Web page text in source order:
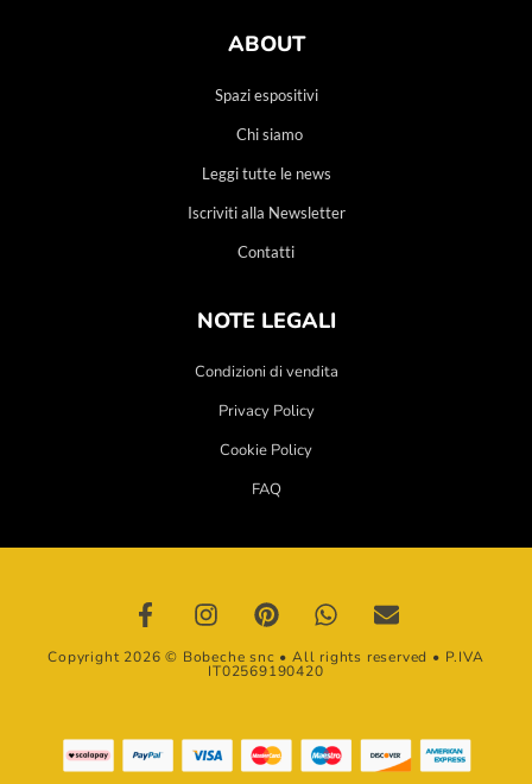
ABOUT
Spazi espositivi
Chi siamo
Leggi tutte le news
Iscriviti alla Newsletter
Contatti
NOTE LEGALI
Condizioni di vendita
Privacy Policy
Cookie Policy
FAQ
Copyright 2026 © Bobeche snc • All rights reserved • P.IVA
IT02569190420